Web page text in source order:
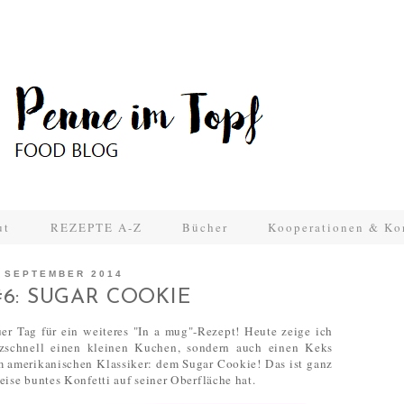
REZEPTE A-Z Bücher Kooperationen &
SEPTEMBER 2014
SUGAR COOKIE
Tag für ein weiteres "In a mug"-Rezept! Heute zeige ich
einen kleinen Kuchen, sondern auch einen Keks
Klassiker: dem Sugar Cookie! Das ist ganz
buntes Konfetti auf seiner Oberfläche hat.